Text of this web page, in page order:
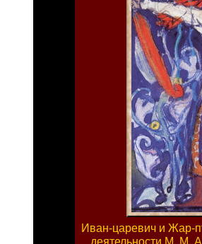
Иван-царевич и Жар-
деятельности М. М.